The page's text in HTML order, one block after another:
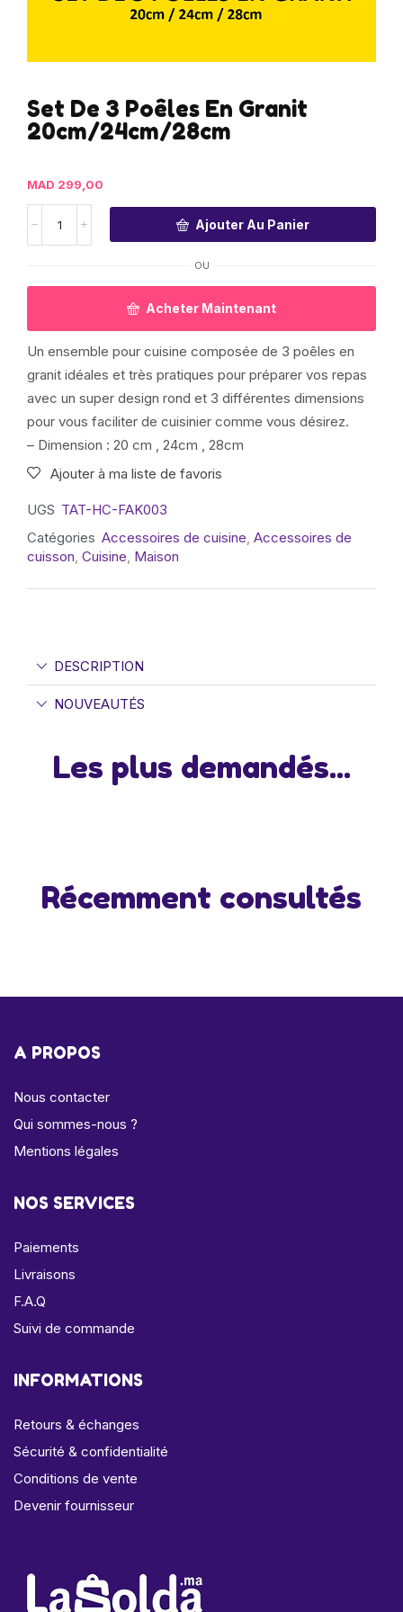
Set De 3 Poêles En Granit
20cm/24cm/28cm
MAD 299,00
Ajouter Au Panier
OU
Acheter Maintenant
Un ensemble pour cuisine composée de 3 poêles en
granit idéales et très pratiques pour préparer vos repas
avec un super design rond et 3 différentes dimensions
pour vous faciliter de cuisinier comme vous désirez.
– Dimension : 20 cm , 24cm , 28cm
Ajouter à ma liste de favoris
UGS TAT-HC-FAK003
Catégories Accessoires de cuisine, Accessoires de
cuisson, Cuisine, Maison
DESCRIPTION
NOUVEAUTÉS
Les plus demandés...
Récemment consultés
A PROPOS
Nous contacter
Qui sommes-nous ?
Mentions légales
NOS SERVICES
Paiements
Livraisons
F.A.Q
Suivi de commande
INFORMATIONS
Retours & échanges
Sécurité & confidentialité
Conditions de vente
Devenir fournisseur